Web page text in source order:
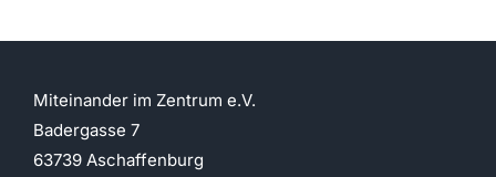
Miteinander im Zentrum e.V.
Badergasse 7
63739 Aschaffenburg